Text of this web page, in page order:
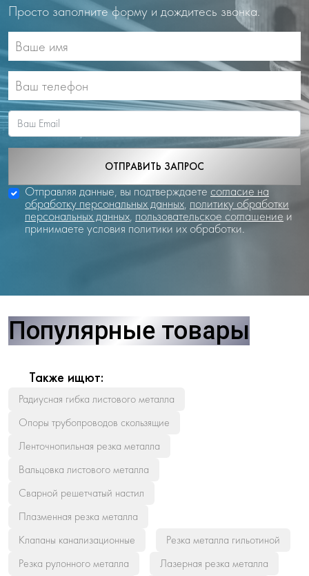
Просто заполните форму и дождитесь звонка.
ОТПРАВИТЬ ЗАПРОС
Отправляя данные, вы подтверждаете согласие на
обработку персональных данных, политику обработки
персональных данных, пользовательское соглашение и
принимаете условия политики их обработки.
Популярные товары
Также ищют:
Радиусная гибка листового металла
Опоры трубопроводов скользящие
Ленточнопильная резка металла
Вальцовка листового металла
Сварной решетчатый настил
Плазменная резка металла
Клапаны канализационные
Резка металла гильотиной
Резка рулонного металла
Лазерная резка металла